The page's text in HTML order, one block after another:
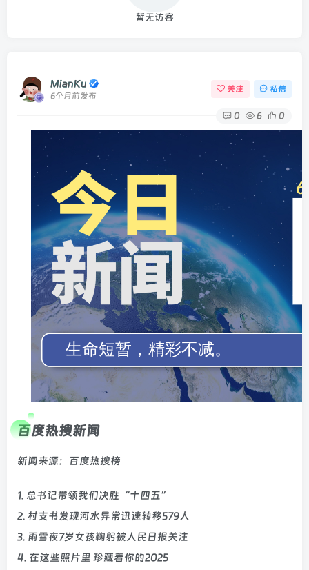
暂无访客
MianKu
6个月前发布
关注 私信
0 6 0
百度热搜新闻
新闻来源：百度热搜榜
1. 总书记带领我们决胜“十四五”
2. 村支书发现河水异常迅速转移579人
3. 雨雪夜7岁女孩鞠躬被人民日报关注
4. 在这些照片里 珍藏着你的2025